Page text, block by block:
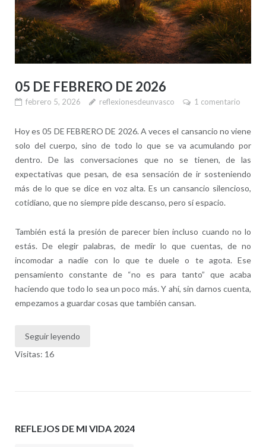
05 DE FEBRERO DE 2026
febrero 5, 2026 reflexionesdeunvasco 1 comentario
Hoy es 05 DE FEBRERO DE 2026. A veces el cansancio no viene
solo del cuerpo, sino de todo lo que se va acumulando por
dentro. De las conversaciones que no se tienen, de las
expectativas que pesan, de esa sensación de ir sosteniendo
más de lo que se dice en voz alta. Es un cansancio silencioso,
cotidiano, que no siempre pide descanso, pero sí espacio.
También está la presión de parecer bien incluso cuando no lo
estás. De elegir palabras, de medir lo que cuentas, de no
incomodar a nadie con lo que te duele o te agota. Ese
pensamiento constante de “no es para tanto” que acaba
haciendo que todo lo sea un poco más. Y ahí, sin darnos cuenta,
empezamos a guardar cosas que también cansan.
Seguir leyendo
Visitas: 16
REFLEJOS DE MI VIDA 2024